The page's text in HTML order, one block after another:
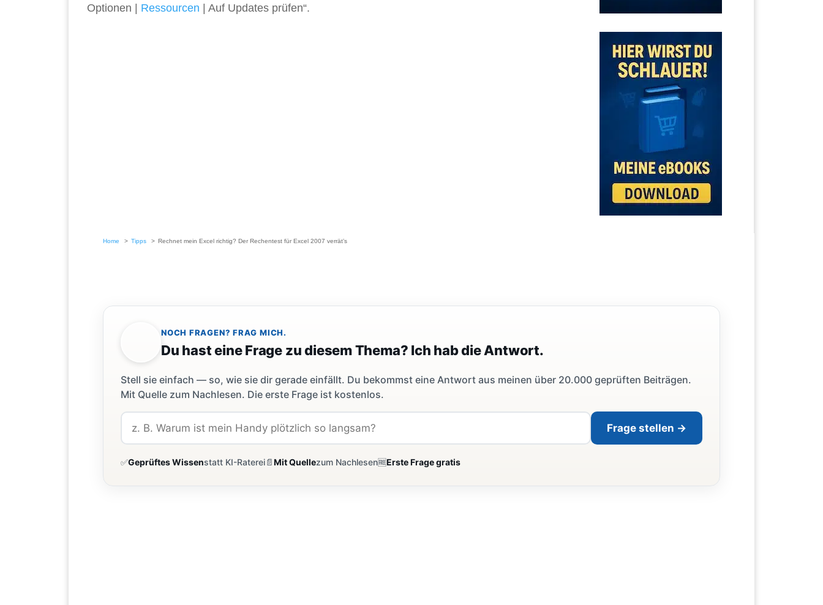
Optionen | Ressourcen | Auf Updates prüfen“.
Home Tipps Rechnet mein Excel richtig? Der Rechentest für Excel 2007 verrät’s
NOCH FRAGEN? FRAG MICH.
Du hast eine Frage zu diesem Thema? Ich hab die Antwort.
Stell sie einfach — so, wie sie dir gerade einfällt. Du bekommst eine Antwort aus meinen über 20.000 geprüften Beiträgen.
Mit Quelle zum Nachlesen. Die erste Frage ist kostenlos.
Frage stellen →
✅Geprüftes Wissenstatt KI-Raterei📄Mit Quellezum Nachlesen🆓Erste Frage gratis